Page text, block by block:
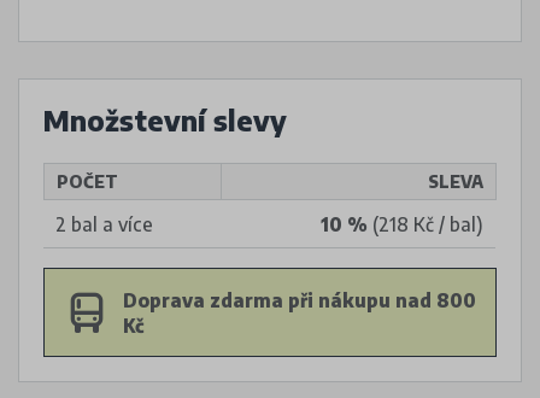
Množstevní slevy
POČET SLEVA
2 bal a více 10 % (218 Kč / bal)
Doprava zdarma při nákupu nad 800
Kč